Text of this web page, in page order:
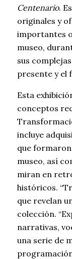
Centenario.
originales y
importantes
museo,
sus
presente y el
Esta
conceptos
incluye
que
museo, así
miran en
históricos.
que revelan
colección.
narrativas,
una serie de